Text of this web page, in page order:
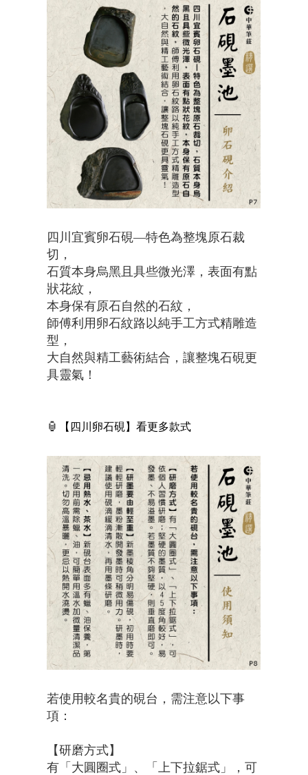
四川宜賓卵石硯—特色為整塊原石裁
切，
石質本身烏黑且具些微光澤，表面有點
狀花紋，
本身保有原石自然的石紋，
師傅利用卵石紋路以純手工方式精雕造
型，
大自然與精工藝術結合，讓整塊石硯更
具靈氣！
🏮 【四川卵石硯】看更多款式
若使用較名貴的硯台，需注意以下事
項：
【研磨方式】
有「大圓圈式」、「上下拉鋸式」，可